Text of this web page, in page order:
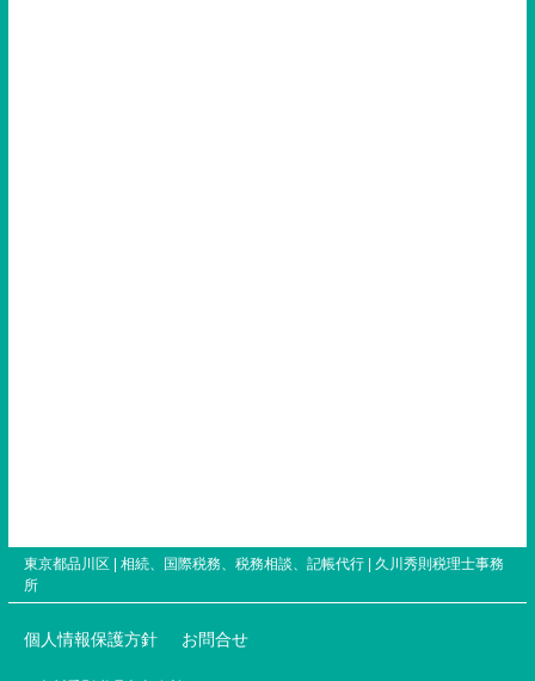
東京都品川区 | 相続、国際税務、税務相談、記帳代行 | 久川秀則税理士事務
所
個人情報保護方針 お問合せ